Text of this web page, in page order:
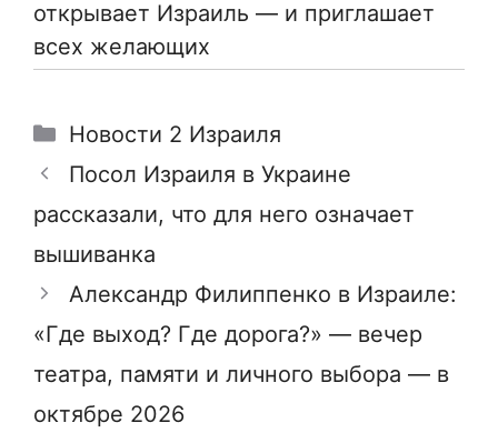
открывает Израиль — и приглашает
всех желающих
Рубрики
Новости 2 Израиля
Посол Израиля в Украине
рассказали, что для него означает
вышиванка
Александр Филиппенко в Израиле:
«Где выход? Где дорога?» — вечер
театра, памяти и личного выбора — в
октябре 2026